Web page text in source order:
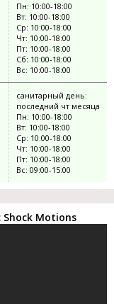
Пн: 10:00-18:00
Вт: 10:00-18:00
Ср: 10:00-18:00
Чт: 10:00-18:00
Пт: 10:00-18:00
Сб: 10:00-18:00
Вс: 10:00-18:00
санитарный день:
последний чт месяца
Пн: 10:00-18:00
Вт: 10:00-18:00
Ср: 10:00-18:00
Чт: 10:00-18:00
Пт: 10:00-18:00
Вс: 09:00-15:00
Motions